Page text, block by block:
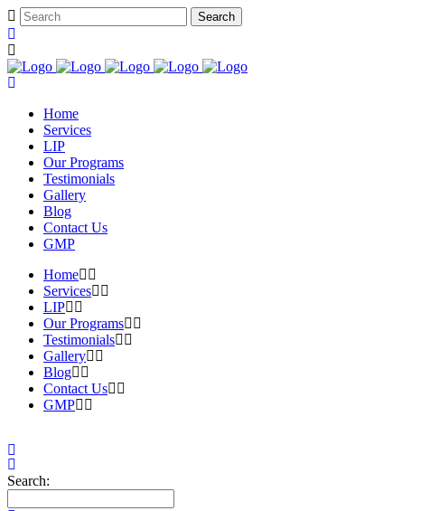
Home
Services
LIP
Our Programs
Testimonials
Gallery
Blog
Contact Us
GMP
Home
Services
LIP
Our Programs
Testimonials
Gallery
Blog
Contact Us
GMP
Search: